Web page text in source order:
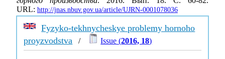
URL: http://jnas.nbuv.gov.ua/article/UJRN-0001078036
Fyzyko-tekhnycheskye problemy hornoho
proyzvodstva / Issue (2016, 18)